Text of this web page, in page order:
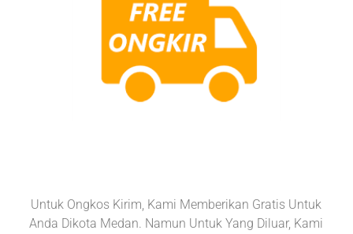
Untuk Ongkos Kirim, Kami Memberikan Gratis Untuk
Anda Dikota Medan. Namun Untuk Yang Diluar, Kami